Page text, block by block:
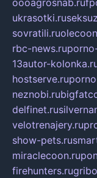
oooagrosnab.ru
ukrasotki.ru
sovratili.ru
rbc-news.ru
13autor-
hostserve.ru
neznobi.ru
delfinet.ru
velotrenajery.ru
show-pets.ru
miraclecoon.ru
firehunters.ru